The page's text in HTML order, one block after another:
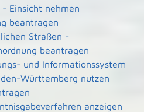
Einsicht nehmen
beantragen
Straßen -
beantragen
und Informationssystem
Württemberg nutzen
anzeigen